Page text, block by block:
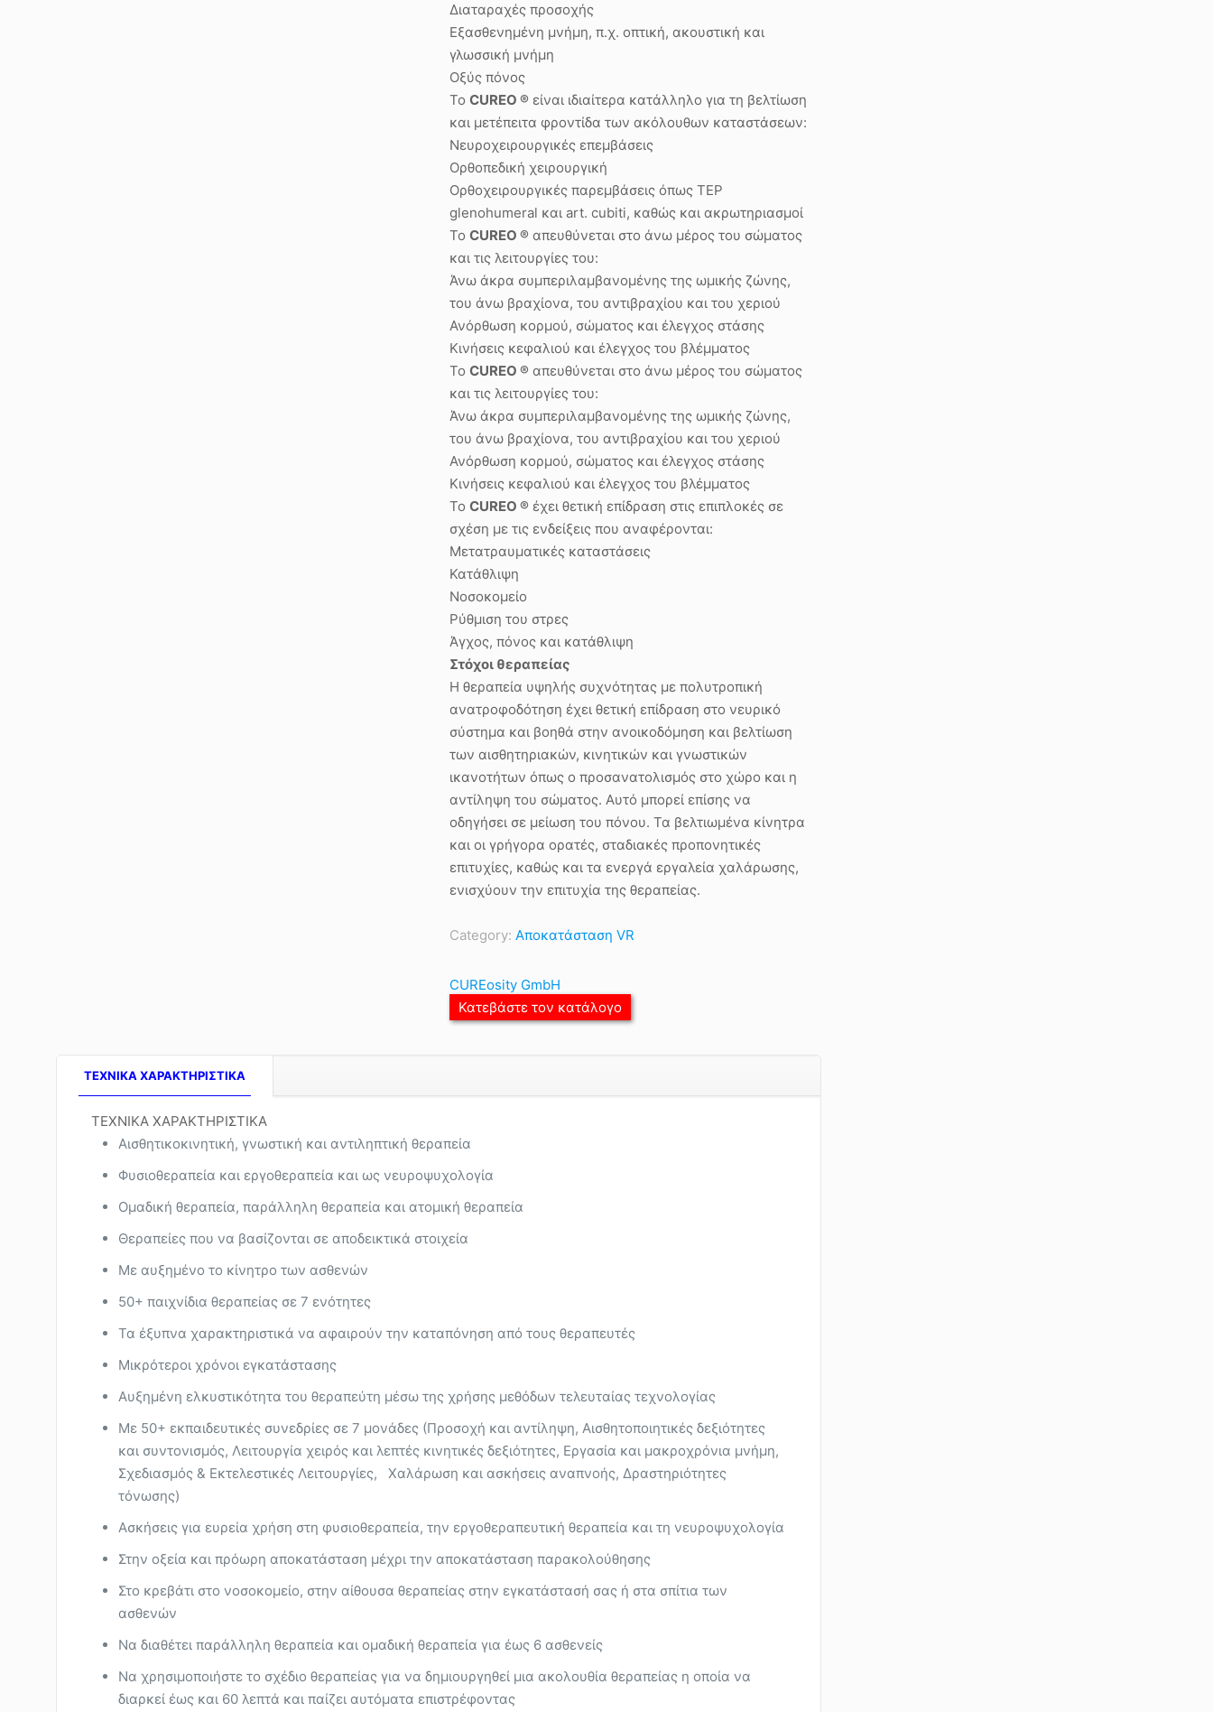
Διαταραχές προσοχής
Εξασθενημένη μνήμη, π.χ. οπτική, ακουστική και
γλωσσική μνήμη
Οξύς πόνος
Το CUREO ® είναι ιδιαίτερα κατάλληλο για τη βελτίωση
και μετέπειτα φροντίδα των ακόλουθων καταστάσεων:
Νευροχειρουργικές επεμβάσεις
Ορθοπεδική χειρουργική
Ορθοχειρουργικές παρεμβάσεις όπως TEP
glenohumeral και art. cubiti, καθώς και ακρωτηριασμοί
Το CUREO ® απευθύνεται στο άνω μέρος του σώματος
και τις λειτουργίες του:
Άνω άκρα συμπεριλαμβανομένης της ωμικής ζώνης,
του άνω βραχίονα, του αντιβραχίου και του χεριού
Ανόρθωση κορμού, σώματος και έλεγχος στάσης
Κινήσεις κεφαλιού και έλεγχος του βλέμματος
Το CUREO ® απευθύνεται στο άνω μέρος του σώματος
και τις λειτουργίες του:
Άνω άκρα συμπεριλαμβανομένης της ωμικής ζώνης,
του άνω βραχίονα, του αντιβραχίου και του χεριού
Ανόρθωση κορμού, σώματος και έλεγχος στάσης
Κινήσεις κεφαλιού και έλεγχος του βλέμματος
Το CUREO ® έχει θετική επίδραση στις επιπλοκές σε
σχέση με τις ενδείξεις που αναφέρονται:
Μετατραυματικές καταστάσεις
Κατάθλιψη
Νοσοκομείο
Ρύθμιση του στρες
Άγχος, πόνος και κατάθλιψη
Στόχοι θεραπείας
Η θεραπεία υψηλής συχνότητας με πολυτροπική
ανατροφοδότηση έχει θετική επίδραση στο νευρικό
σύστημα και βοηθά στην ανοικοδόμηση και βελτίωση
των αισθητηριακών, κινητικών και γνωστικών
ικανοτήτων όπως ο προσανατολισμός στο χώρο και η
αντίληψη του σώματος. Αυτό μπορεί επίσης να
οδηγήσει σε μείωση του πόνου. Τα βελτιωμένα κίνητρα
και οι γρήγορα ορατές, σταδιακές προπονητικές
επιτυχίες, καθώς και τα ενεργά εργαλεία χαλάρωσης,
ενισχύουν την επιτυχία της θεραπείας.
Category: Αποκατάσταση VR
CUREosity GmbH
Κατεβάστε τον κατάλογο
TEXNIKA ΧΑΡΑΚΤΗΡΙΣΤΙΚΑ
ΤΕΧΝΙΚΑ ΧΑΡΑΚΤΗΡΙΣΤΙΚΑ
Αισθητικοκινητική, γνωστική και αντιληπτική θεραπεία
Φυσιοθεραπεία και εργοθεραπεία και ως νευροψυχολογία
Ομαδική θεραπεία, παράλληλη θεραπεία και ατομική θεραπεία
Θεραπείες που να βασίζονται σε αποδεικτικά στοιχεία
Με αυξημένο το κίνητρο των ασθενών
50+ παιχνίδια θεραπείας σε 7 ενότητες
Τα έξυπνα χαρακτηριστικά να αφαιρούν την καταπόνηση από τους θεραπευτές
Μικρότεροι χρόνοι εγκατάστασης
Αυξημένη ελκυστικότητα του θεραπεύτη μέσω της χρήσης μεθόδων τελευταίας τεχνολογίας
Με 50+ εκπαιδευτικές συνεδρίες σε 7 μονάδες (Προσοχή και αντίληψη, Αισθητοποιητικές δεξιότητες
και συντονισμός, Λειτουργία χειρός και λεπτές κινητικές δεξιότητες, Εργασία και μακροχρόνια μνήμη,
Σχεδιασμός & Εκτελεστικές Λειτουργίες, Χαλάρωση και ασκήσεις αναπνοής, Δραστηριότητες
τόνωσης)
Ασκήσεις για ευρεία χρήση στη φυσιοθεραπεία, την εργοθεραπευτική θεραπεία και τη νευροψυχολογία
Στην οξεία και πρόωρη αποκατάσταση μέχρι την αποκατάσταση παρακολούθησης
Στο κρεβάτι στο νοσοκομείο, στην αίθουσα θεραπείας στην εγκατάστασή σας ή στα σπίτια των
ασθενών
Να διαθέτει παράλληλη θεραπεία και ομαδική θεραπεία για έως 6 ασθενείς
Να χρησιμοποιήστε το σχέδιο θεραπείας για να δημιουργηθεί μια ακολουθία θεραπείας η οποία να
διαρκεί έως και 60 λεπτά και παίζει αυτόματα επιστρέφοντας